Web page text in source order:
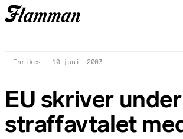
Inrikes 10 juni, 2003
EU skriver under
straffavtalet